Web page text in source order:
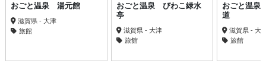
おごと温泉 湯元館
滋賀県 - 大津
旅館
おごと温泉 びわこ緑水
亭
滋賀県 - 大津
旅館
おごと温泉
道
滋賀県 - 大
旅館